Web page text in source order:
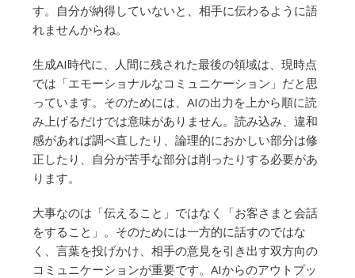
す。自分が納得していないと、相手に伝わるように語
れませんからね。
生成AI時代に、人間に残された最後の領域は、現時点
では「エモーショナルなコミュニケーション」だと思
っています。そのためには、AIの出力を上から順に読
み上げるだけでは意味がありません。読み込み、違和
感があれば調べ直したり、論理的におかしい部分は修
正したり、自分が苦手な部分は削ったりする必要があ
ります。
大事なのは「伝えること」ではなく「お客さまと会話
をすること」。そのためには一方的に話すのではな
く、言葉を投げかけ、相手の意見を引き出す双方向の
コミュニケーションが重要です。AIからのアウトプッ